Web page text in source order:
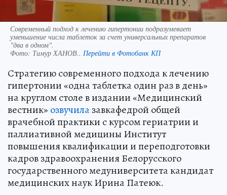
Современный подход к лечению гипертонии подразумевает
уменьшение числа таблеток за счет универсальных препаратов
"два в одном".
Фото: Тимур ХАНОВ.. Перейти в Фотобанк КП
Стратегию современного подхода к лечению
гипертонии «одна таблетка один раз в день»
на круглом столе в издании «Медицинский
вестник» озвучилазавкафедрой общей
врачебной практики с курсом гериатрии и
паллиативной медицины Институт
повышения квалификации и переподготовки
кадров здравоохранения Белорусского
государственного медуниверситета кандидат
медицинских наук Ирина Патеюк.